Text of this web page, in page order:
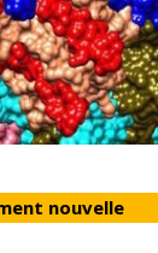
nouvelle